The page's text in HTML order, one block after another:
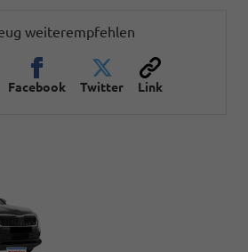
weiterempfehlen
Facebook Twitter Link